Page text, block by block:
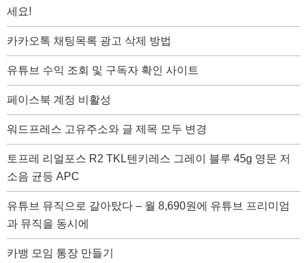
세요!
카카오톡 채팅목록 광고 삭제 방법
유튜브 수익 조회 및 구독자 확인 사이트
페이스북 계정 비활성
워드프레스 고유주소와 글 제목 모두 변경
토프레 리얼포스 R2 TKL텐키레스 그레이 블루 45g 영문 저
소음 균등 APC
유튜브 뮤직으로 갈아탔다 – 월 8,690원에 유튜브 프리미엄
과 뮤직을 동시에
카뱅 모임 통장 만들기